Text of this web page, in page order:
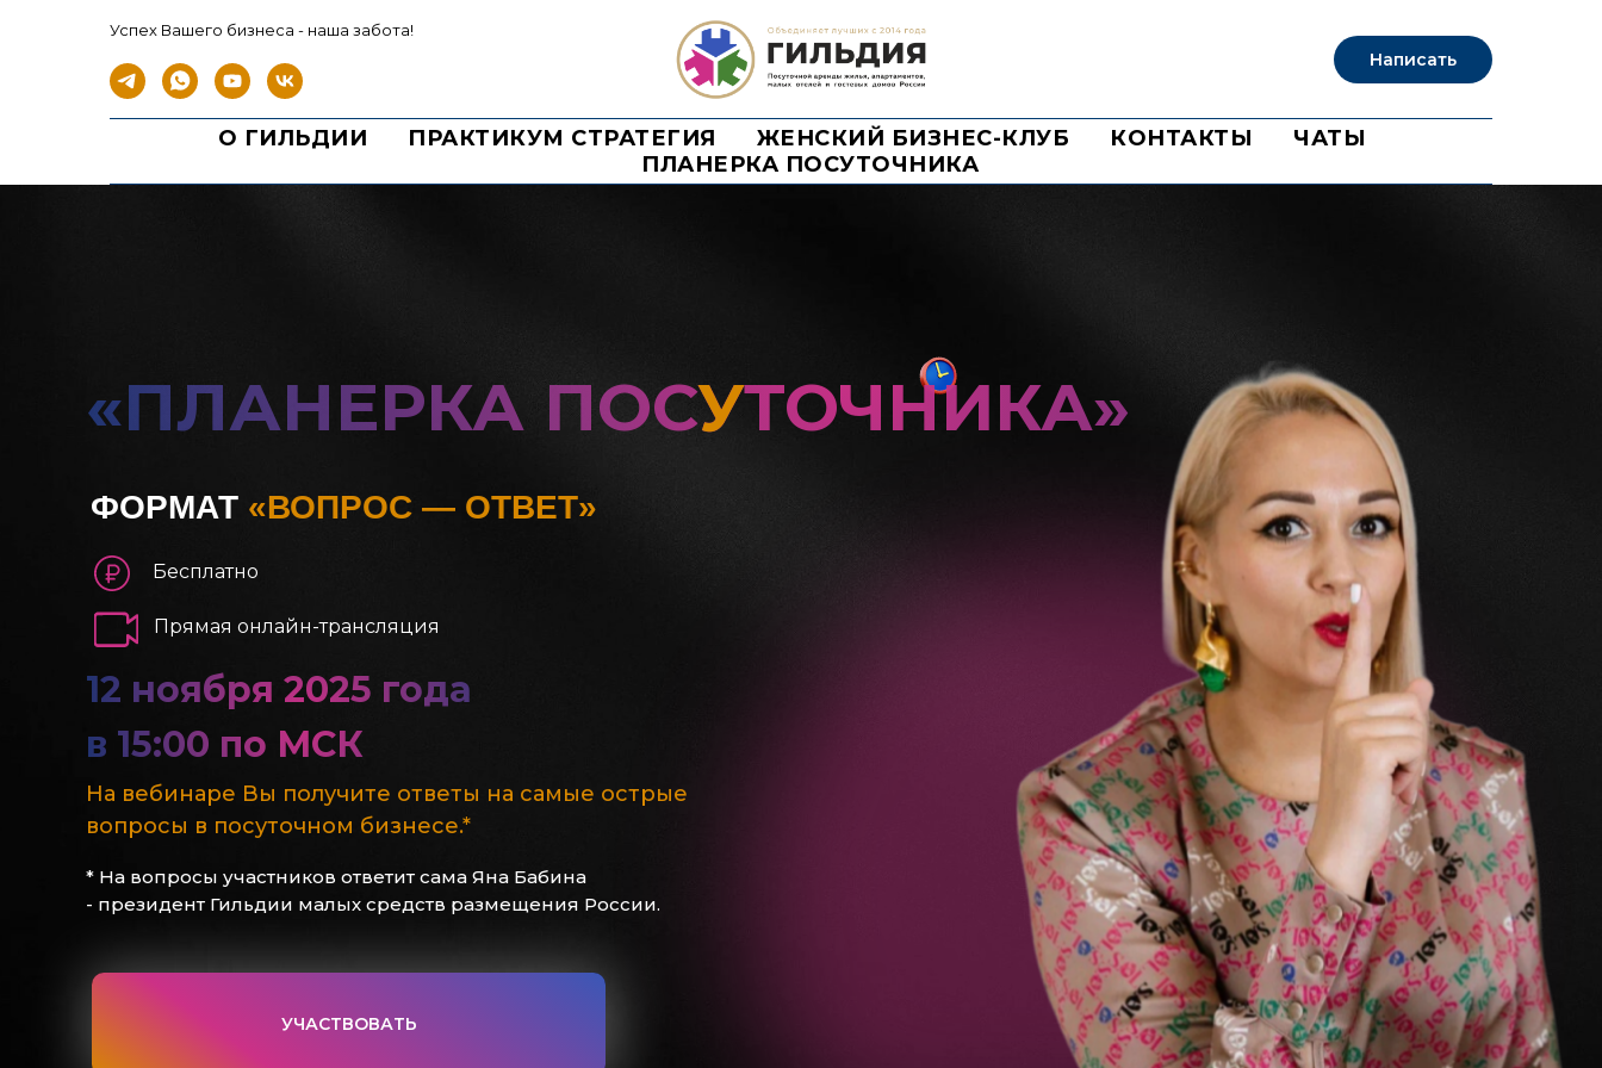
Успех Вашего бизнеса - наша забота!
Написать
О ГИЛЬДИИ ПРАКТИКУМ СТРАТЕГИЯ ЖЕНСКИЙ БИЗНЕС-КЛУБ КОНТАКТЫ
ЧАТЫ
ПЛАНЕРКА ПОСУТОЧНИКА
«ПЛАНЕРКА ПОСУТОЧНИКА»
Бесплатно
Прямая онлайн-трансляция
На вебинаре Вы получите ответы на самые острые
вопросы в посуточном бизнесе.*
12 ноября 2025 года
в 15:00 по МСК
* На вопросы участников ответит сама Яна Бабина
- президент Гильдии малых средств размещения России.
УЧАСТВОВАТЬ
ФОРМАТ «ВОПРОС — ОТВЕТ»